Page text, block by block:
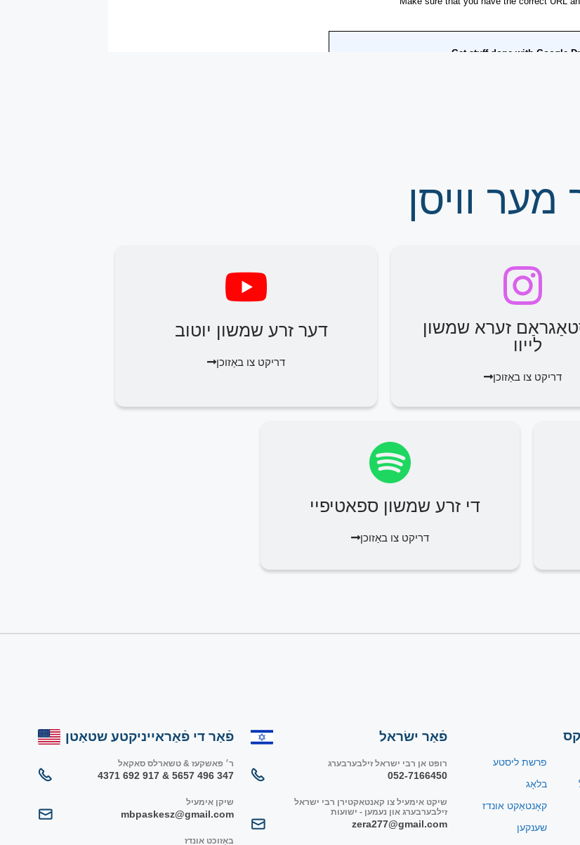
וויסן
זערא שמשון
לייוו
דריקט צו באַזוכן
דער זרע שמשון יוטוב
דריקט צו באַזוכן
די זרע שמשון ספאטיפיי
דריקט צו באַזוכן
פרשת ליסטע
בלאָג
קאָנטאַקט אונדז
שענקען
פֿאַר ישׂראל
רופט אן רבי ישראל זילבערבערג
052-7166450
שיקט אימעיל צו קאנטאקטירן רבי ישראל
זילבערבערג און נעמען - ישועות
zera277@gmail.com
פֿאַר די פֿאַראייניקטע שטאַטן
ר׳ פאשקעז & טשארלס סאקאל
347 496 5657 & 917 692 4371
שיקן אימעיל
mbpaskesz@gmail.com
באַזוכט אונדז